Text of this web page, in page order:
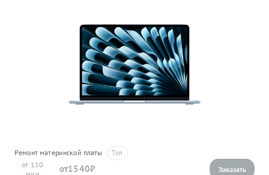
Ремонт материнской платы
110
1540